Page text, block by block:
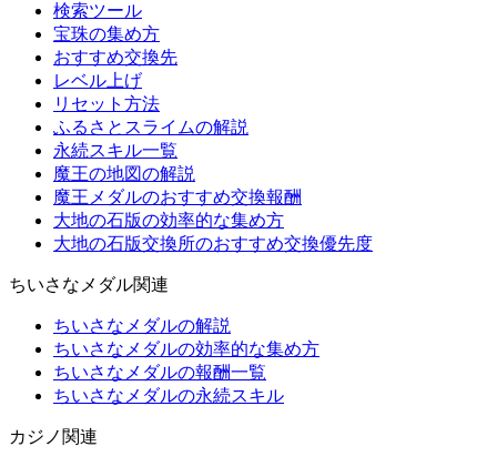
検索ツール
宝珠の集め方
おすすめ交換先
レベル上げ
リセット方法
ふるさとスライムの解説
永続スキル一覧
魔王の地図の解説
魔王メダルのおすすめ交換報酬
大地の石版の効率的な集め方
大地の石版交換所のおすすめ交換優先度
ちいさなメダル関連
ちいさなメダルの解説
ちいさなメダルの効率的な集め方
ちいさなメダルの報酬一覧
ちいさなメダルの永続スキル
カジノ関連